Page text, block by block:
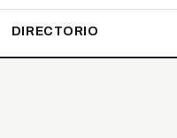
DIRECTORIO